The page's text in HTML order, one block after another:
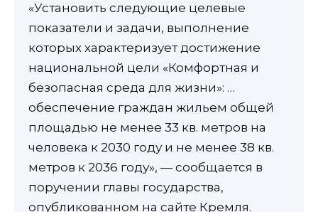
«Установить следующие целевые
показатели и задачи, выполнение
которых характеризует достижение
национальной цели «Комфортная и
безопасная среда для жизни»: …
обеспечение граждан жильем общей
площадью не менее 33 кв. метров на
человека к 2030 году и не менее 38 кв.
метров к 2036 году», — сообщается в
поручении главы государства,
опубликованном на сайте Кремля.